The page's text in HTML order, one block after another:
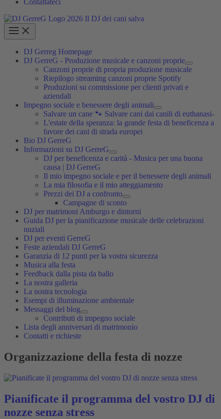
Contattateci
DJ Gerreg Homepage
DJ GerreG - Produzione musicale e canzoni proprie
Canzoni proprie di propria produzione musicale
Riepilogo streaming canzoni proprie Spotify
Produzioni su commissione per clienti privati e
aziendali
Impegno sociale e benessere degli animali
Salvare un cane 🐾 Salvare cani dai canili di euthanasi-
L'estate della speranza: la grande festa di beneficenza a
favore dei cani di strada europei
Bio DJ GerreG
Informazioni su DJ GerreG
DJ per beneficenza e carità - Musica per una buona
causa | DJ GerreG
Il mio impegno sociale e per il benessere degli animali
La mia filosofia e il mio atteggiamento
Prezzi dei DJ a confronto
Campagne di sconto
DJ per matrimoni Amburgo e dintorni
Guida DJ per la pianificazione musicale delle celebrazioni
nuziali
DJ per eventi GerreG
Feste aziendali DJ GerreG
Garanzia di 12 punti per la vostra sicurezza
Musica alla festa
Feedback dalla pista da ballo
La nostra galleria
La nostra tecnologia
Esempi di illuminazione ambientale
Messaggi del blog
Contributi di impegno sociale
Lista degli anniversari di matrimonio
Contatti e richieste
Organizzazione della festa di nozze
Pianificate il programma del vostro DJ di
nozze senza stress